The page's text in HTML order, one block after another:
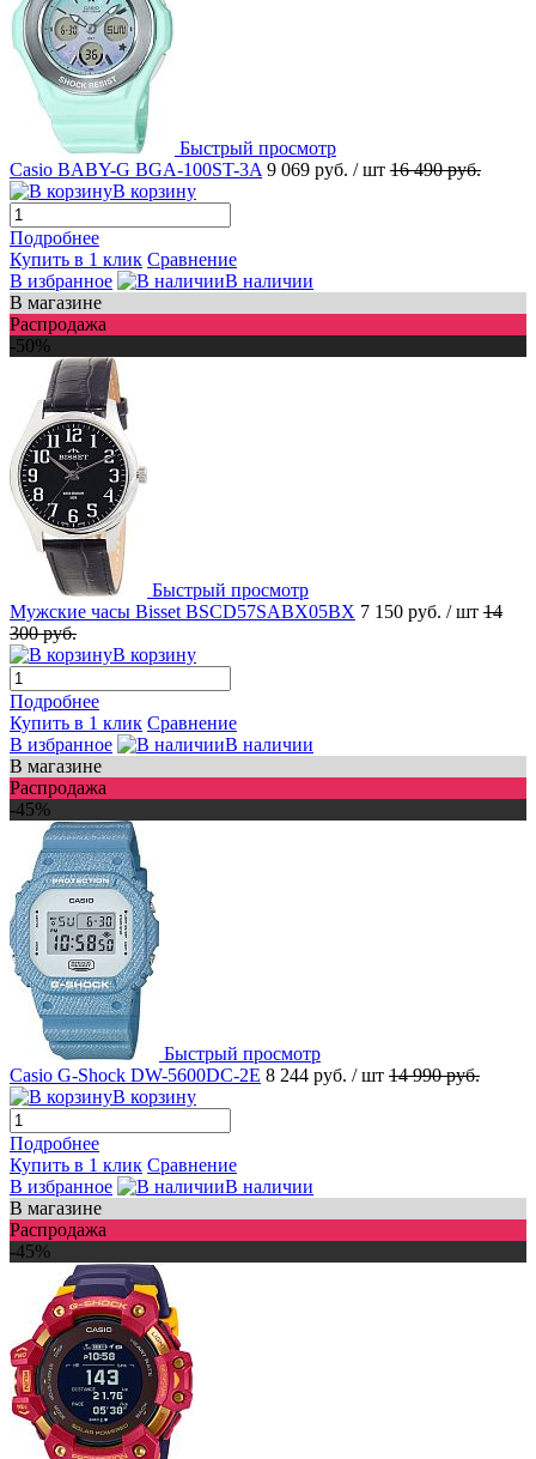
Быстрый просмотр
Casio BABY-G BGA-100ST-3A 9 069 руб. / шт 16 490 руб.
В корзину
Подробнее
Купить в 1 клик Сравнение
В избранное
В наличии
В магазине
Распродажа
-50%
Быстрый просмотр
Мужские часы Bisset BSCD57SABX05BX 7 150 руб. / шт 14
300 руб.
В корзину
Подробнее
Купить в 1 клик Сравнение
В избранное
В наличии
В магазине
Распродажа
-45%
Быстрый просмотр
Casio G-Shock DW-5600DC-2E 8 244 руб. / шт 14 990 руб.
В корзину
Подробнее
Купить в 1 клик Сравнение
В избранное
В наличии
В магазине
Распродажа
-45%